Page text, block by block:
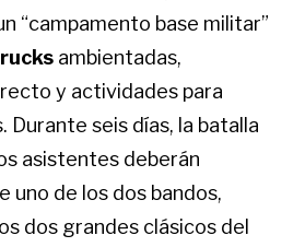
“campamento base militar”
ambientadas,
y actividades para
Durante seis días, la batalla
asistentes deberán
uno de los dos bandos,
dos grandes clásicos del